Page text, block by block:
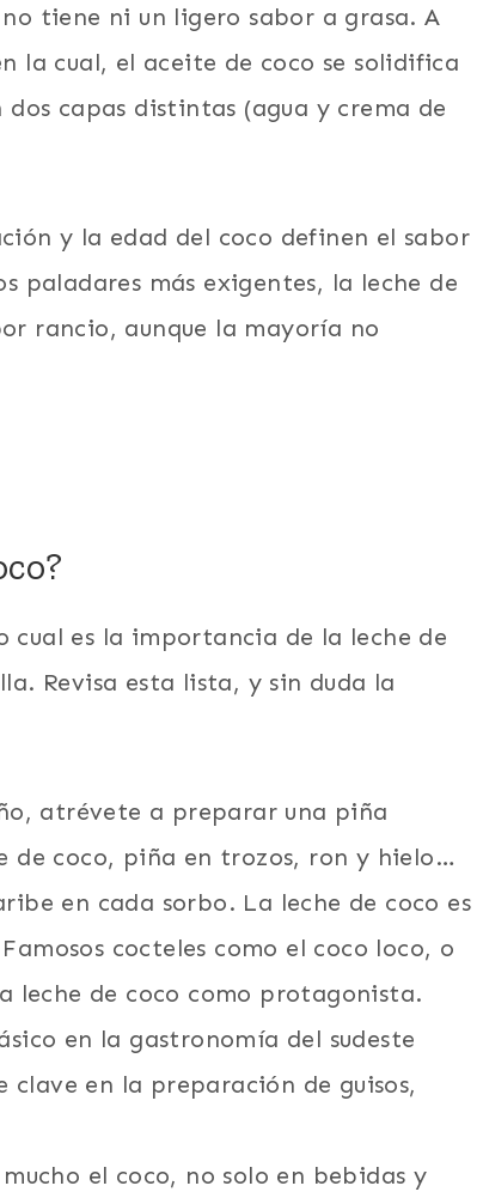
tiene ni un ligero sabor a grasa. A
la cual, el aceite de coco se solidifica
capas distintas (agua y crema de
y la edad del coco definen el sabor
paladares más exigentes, la leche de
rancio, aunque la mayoría no
cual es la importancia de la leche de
Revisa esta lista, y sin duda la
atrévete a preparar una piña
de coco, piña en trozos, ron y hielo…
en cada sorbo. La leche de coco es
cocteles como el coco loco, o
leche de coco como protagonista.
en la gastronomía del sudeste
en la preparación de guisos,
el coco, no solo en bebidas y